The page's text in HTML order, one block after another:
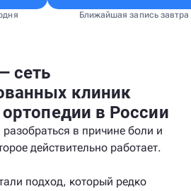
Ближайшая запись завтра
сеть
клиник
в России
в причине боли и
действительно работает.
подход, который редко